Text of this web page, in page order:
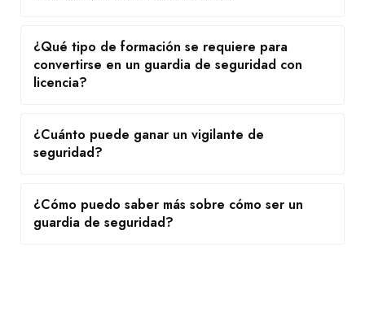
¿Qué tipo de formación se requiere para
convertirse en un guardia de seguridad con
licencia?
¿Cuánto puede ganar un vigilante de
seguridad?
¿Cómo puedo saber más sobre cómo ser un
guardia de seguridad?